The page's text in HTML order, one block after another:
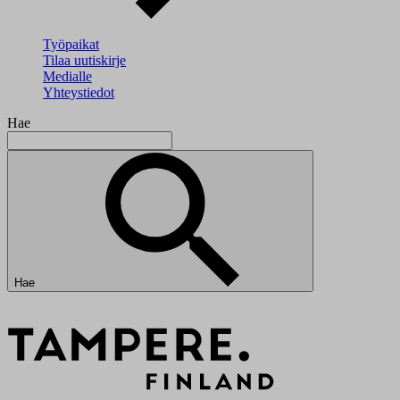
Työpaikat
Tilaa uutiskirje
Medialle
Yhteystiedot
Hae
Hae